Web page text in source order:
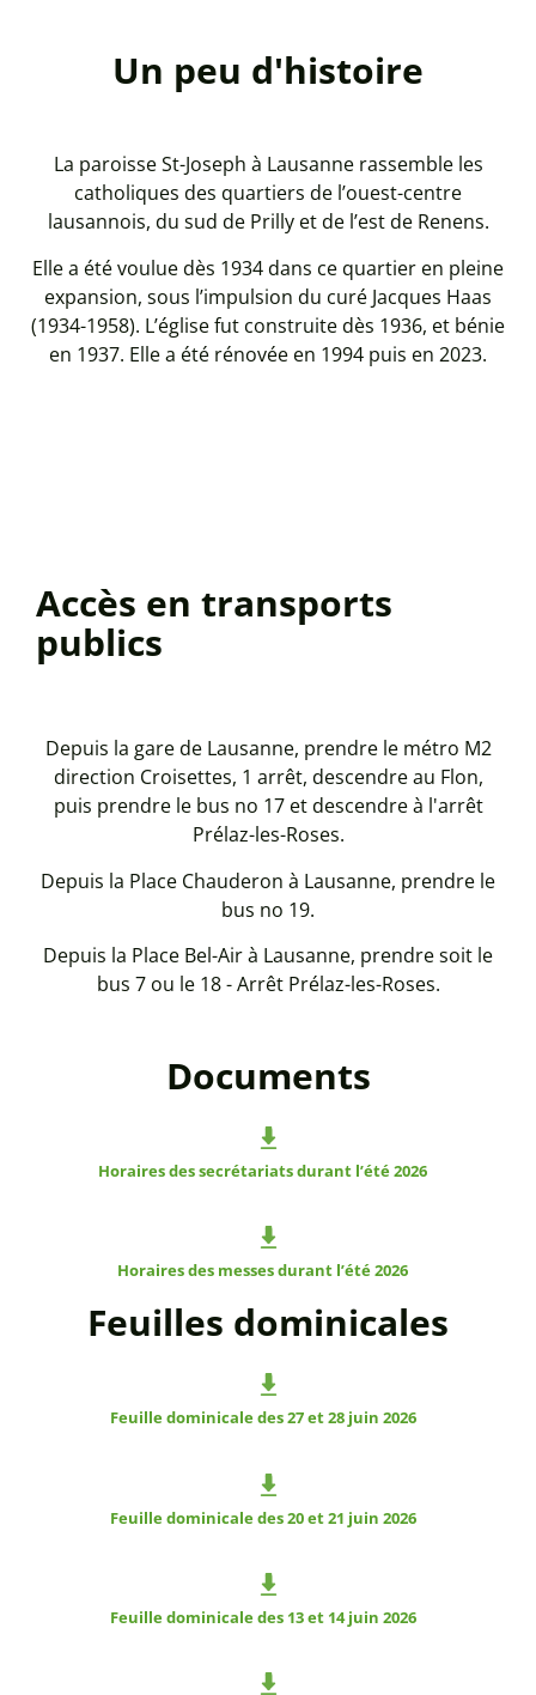
Un peu d'histoire
La paroisse St-Joseph à Lausanne rassemble les
catholiques des quartiers de l’ouest-centre
lausannois, du sud de Prilly et de l’est de Renens.
Elle a été voulue dès 1934 dans ce quartier en pleine
expansion, sous l’impulsion du curé Jacques Haas
(1934-1958). L’église fut construite dès 1936, et bénie
en 1937. Elle a été rénovée en 1994 puis en 2023.
Accès en transports
publics
Depuis la gare de Lausanne, prendre le métro M2
direction Croisettes, 1 arrêt, descendre au Flon,
puis prendre le bus no 17 et descendre à l'arrêt
Prélaz-les-Roses.
Depuis la Place Chauderon à Lausanne, prendre le
bus no 19.
Depuis la Place Bel-Air à Lausanne, prendre soit le
bus 7 ou le 18 - Arrêt Prélaz-les-Roses.
Documents
Horaires des secrétariats durant l’été 2026
Horaires des messes durant l’été 2026
Feuilles dominicales
Feuille dominicale des 27 et 28 juin 2026
Feuille dominicale des 20 et 21 juin 2026
Feuille dominicale des 13 et 14 juin 2026